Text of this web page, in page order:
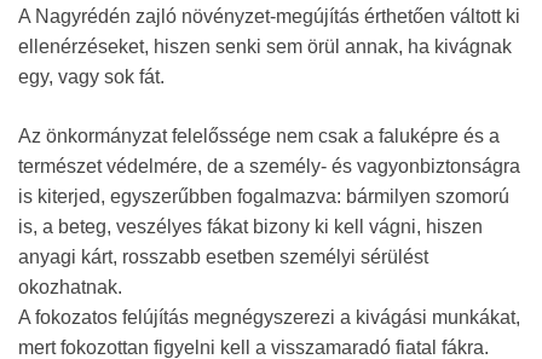
A Nagyrédén zajló növényzet-megújítás érthetően váltott ki
ellenérzéseket, hiszen senki sem örül annak, ha kivágnak
egy, vagy sok fát.
Az önkormányzat felelőssége nem csak a faluképre és a
természet védelmére, de a személy- és vagyonbiztonságra
is kiterjed, egyszerűbben fogalmazva: bármilyen szomorú
is, a beteg, veszélyes fákat bizony ki kell vágni, hiszen
anyagi kárt, rosszabb esetben személyi sérülést
okozhatnak.
A fokozatos felújítás megnégyszerezi a kivágási munkákat,
mert fokozottan figyelni kell a visszamaradó fiatal fákra.